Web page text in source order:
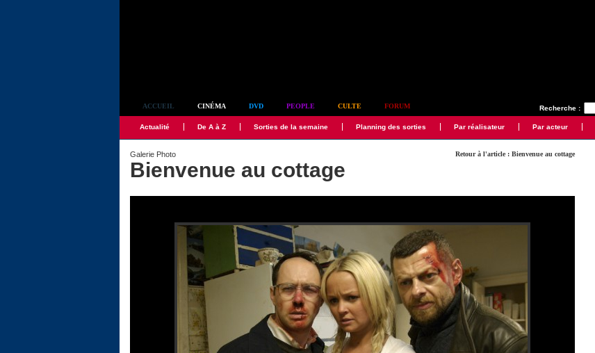
Recherche :
ACCUEIL CINÉMA DVD PEOPLE CULTE FORUM
Actualité De A à Z Sorties de la semaine Planning des sorties Par réalisateur Par acteur
Retour à l'article : Bienvenue au cottage
Galerie Photo
Bienvenue au cottage